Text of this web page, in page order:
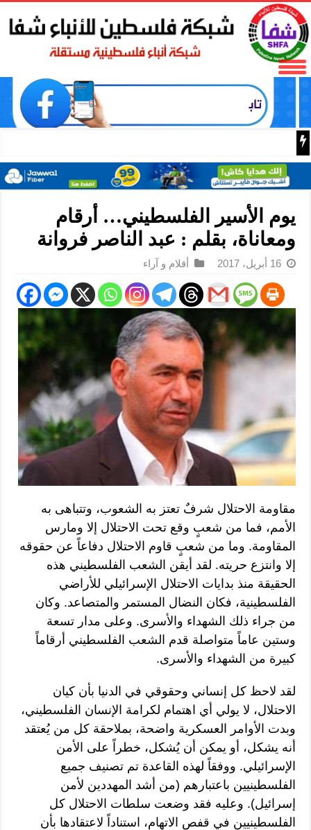
بلدية البيرة تحتضن حفل إشهار وتوقيع رواية مخاض الرصاص
يوم الأسير الفلسطيني… أرقام
ومعاناة، بقلم : عبد الناصر فروانة
16 أبريل، 2017 أقلام و آراء
مقاومة الاحتلال شرفٌ تعتز به الشعوب، وتتباهى به
الأمم، فما من شعبٍ وقع تحت الاحتلال إلا ومارس
المقاومة. وما من شعبٍ قاوم الاحتلال دفاعاً عن حقوقه
إلا وانتزع حريته. لقد أيقن الشعب الفلسطيني هذه
الحقيقة منذ بدايات الاحتلال الإسرائيلي للأراضي
الفلسطينية، فكان النضال المستمر والمتصاعد. وكان
من جراء ذلك الشهداء والأسرى. وعلى مدار تسعة
وستين عاماً متواصلة قدم الشعب الفلسطيني أرقاماً
كبيرة من الشهداء والأسرى.
لقد لاحظ كل إنساني وحقوقي في الدنيا بأن كيان
الاحتلال، لا يولي أي اهتمام لكرامة الإنسان الفلسطيني،
وبدت الأوامر العسكرية واضحة، بملاحقة كل من يُعتقد
أنه يشكل، أو يمكن أن يُشكل، خطراً على الأمن
الإسرائيلي. ووفقاً لهذه القاعدة تم تصنيف جميع
الفلسطينيين باعتبارهم (من أشد المهددين لأمن
إسرائيل). وعليه فقد وضعت سلطات الاحتلال كل
الفلسطينيين في قفص الاتهام، استناداً لاعتقادها بأن